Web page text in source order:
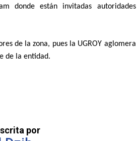
donde están invitadas autoridades
de la zona, pues la UGROY aglomera
de la entidad.
por